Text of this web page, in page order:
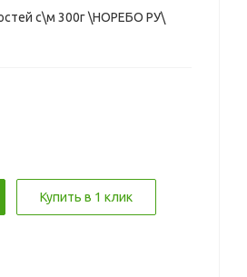
с\м 300г \НОРЕБО РУ\
Купить в 1 клик